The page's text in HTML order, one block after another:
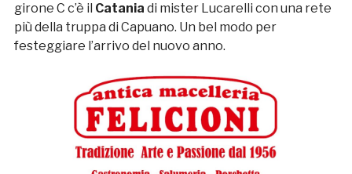
girone C c’è il Catania di mister Lucarelli con una rete
più della truppa di Capuano. Un bel modo per
festeggiare l’arrivo del nuovo anno.